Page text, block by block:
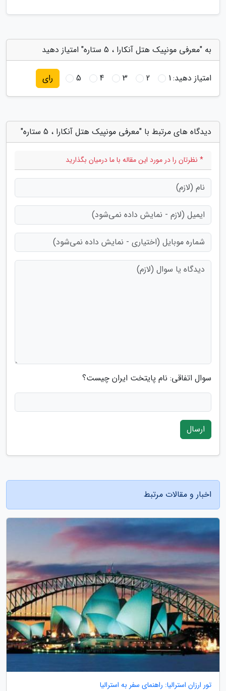
به "معرفی مونپیک هتل آنکارا ، 5 ستاره" امتیاز دهید
امتیاز دهید:1
2
3
4
5 رای
دیدگاه های مرتبط با "معرفی مونپیک هتل آنکارا ، 5 ستاره"
* نظرتان را در مورد این مقاله با ما درمیان بگذارید
سوال اتفاقی: نام پایتخت ایران چیست؟
ارسال
اخبار و مقالات مرتبط
تور ارزان استرالیا: راهنمای سفر به استرالیا